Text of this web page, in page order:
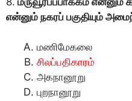
என்னும் நகரப் பகுதியும்
மணிமேகலை
சிலப்பதிகாரம்
அகநானூறு
புறநானூறு